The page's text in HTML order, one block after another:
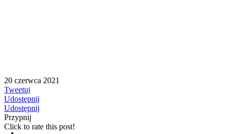
20 czerwca 2021
Tweetuj
Udostępnij
Udostępnij
Przypnij
Click to rate this post!